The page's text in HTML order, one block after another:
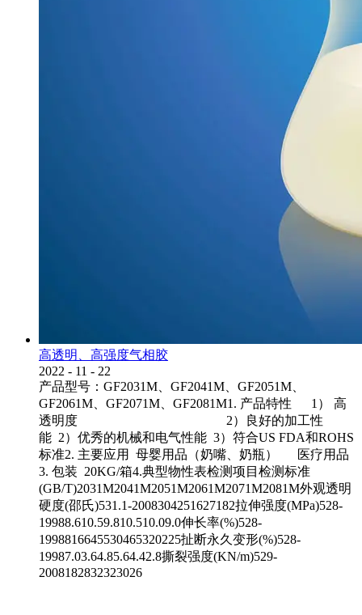
高透明、高强度气相胶
2022 - 11 - 22
产品型号：GF2031M、GF2041M、GF2051M、
GF2061M、GF2071M、GF2081M1. 产品特性 1） 高
透明度 2）良好的加工性
能 2）优秀的机械和电气性能 3）符合US FDA和ROHS
标准2. 主要应用 母婴用品（奶嘴、奶瓶） 医疗用品
3. 包装 20KG/箱4.典型物性表检测项目检测标准
(GB/T)2031M2041M2051M2061M2071M2081M外观透明
硬度(邵氏)531.1-2008304251627182拉伸强度(MPa)528-
19988.610.59.810.510.09.0伸长率(%)528-
1998816645530465320225扯断永久变形(%)528-
19987.03.64.85.64.42.8撕裂强度(KN/m)529-
2008182832323026